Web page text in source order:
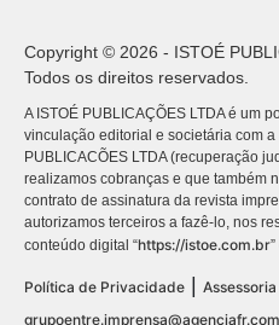
Copyright © 2026 - ISTOÉ
Todos os direitos reservados.
A ISTOÉ PUBLICAÇÕES LTDA é um
vinculação editorial e societária com a
PUBLICACÕES LTDA (recuperação
realizamos cobranças e que também
contrato de assinatura da revista
autorizamos terceiros a fazê-lo, nos
conteúdo digital “https://istoe.com.br
Política de Privacidade